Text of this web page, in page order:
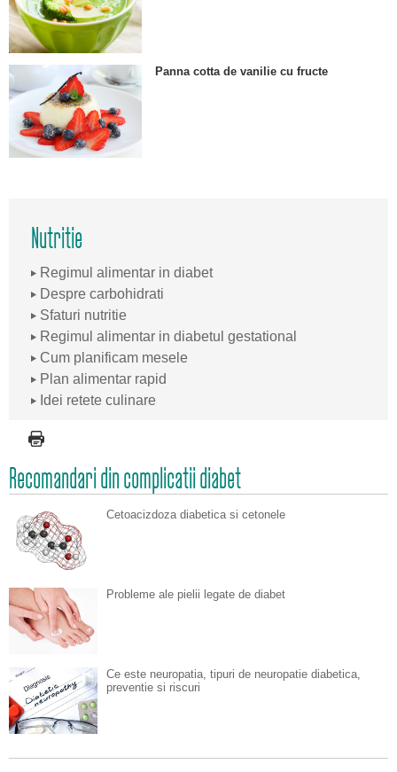
Panna cotta de vanilie cu fructe
Nutritie
Regimul alimentar in diabet
Despre carbohidrati
Sfaturi nutritie
Regimul alimentar in diabetul gestational
Cum planificam mesele
Plan alimentar rapid
Idei retete culinare
Recomandari din complicatii diabet
Cetoacizdoza diabetica si cetonele
Probleme ale pielii legate de diabet
Ce este neuropatia, tipuri de neuropatie diabetica,
preventie si riscuri